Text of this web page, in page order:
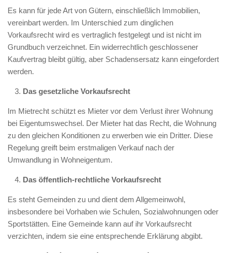
Es kann für jede Art von Gütern, einschließlich Immobilien,
vereinbart werden. Im Unterschied zum dinglichen
Vorkaufsrecht wird es vertraglich festgelegt und ist nicht im
Grundbuch verzeichnet. Ein widerrechtlich geschlossener
Kaufvertrag bleibt gültig, aber Schadensersatz kann eingefordert
werden.
Das gesetzliche Vorkaufsrecht
Im Mietrecht schützt es Mieter vor dem Verlust ihrer Wohnung
bei Eigentumswechsel. Der Mieter hat das Recht, die Wohnung
zu den gleichen Konditionen zu erwerben wie ein Dritter. Diese
Regelung greift beim erstmaligen Verkauf nach der
Umwandlung in Wohneigentum.
Das öffentlich-rechtliche Vorkaufsrecht
Es steht Gemeinden zu und dient dem Allgemeinwohl,
insbesondere bei Vorhaben wie Schulen, Sozialwohnungen oder
Sportstätten. Eine Gemeinde kann auf ihr Vorkaufsrecht
verzichten, indem sie eine entsprechende Erklärung abgibt.